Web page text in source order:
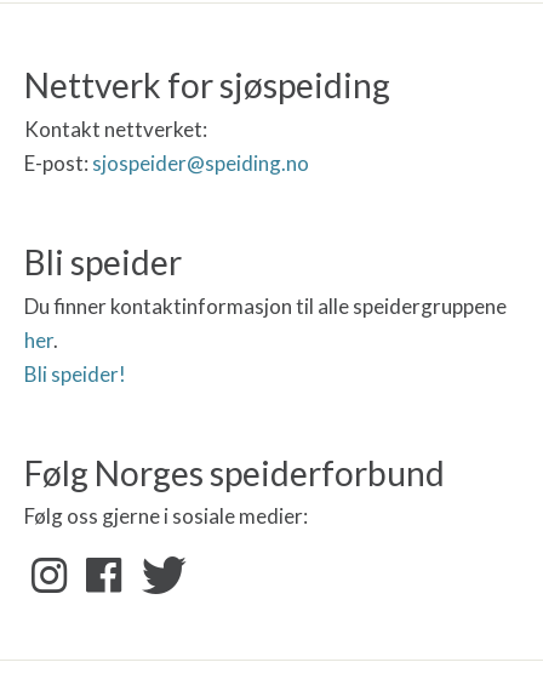
Nettverk for sjøspeiding
Kontakt nettverket:
E-post: sjospeider@speiding.no
Bli speider
Du finner kontaktinformasjon til alle speidergruppene
her.
Bli speider!
Følg Norges speiderforbund
Følg oss gjerne i sosiale medier: